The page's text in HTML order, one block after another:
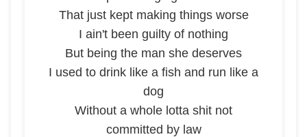
That just kept making things worse
I ain't been guilty of nothing
But being the man she deserves
I used to drink like a fish and run like a
dog
Without a whole lotta shit not
committed by law